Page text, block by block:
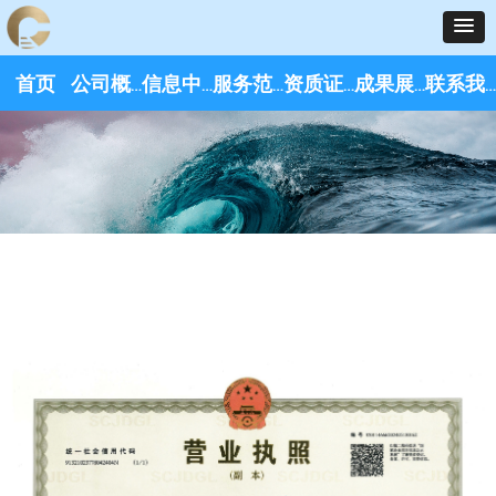
首页 公司概况 信息中心 服务范围 资质证书 成果展示 联系我们
资质证书 / Certifications